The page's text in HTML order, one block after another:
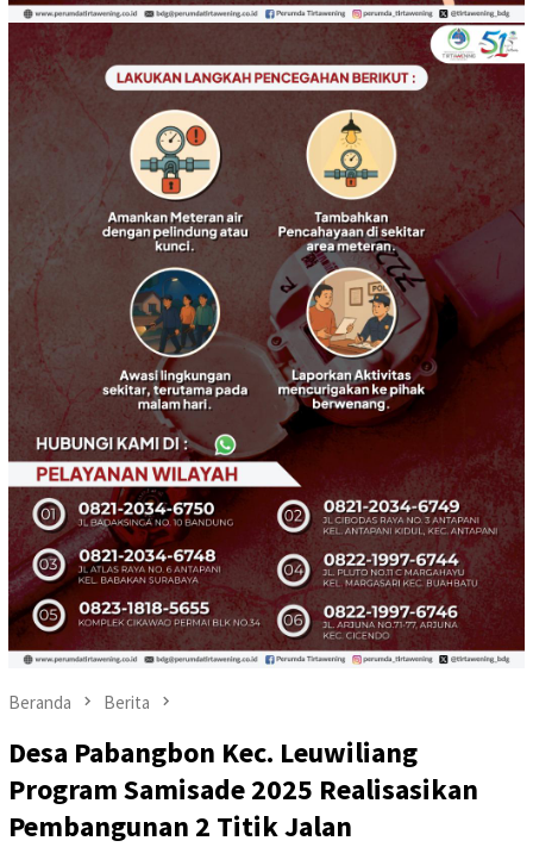
Beranda Berita
Desa Pabangbon Kec. Leuwiliang
Program Samisade 2025 Realisasikan
Pembangunan 2 Titik Jalan